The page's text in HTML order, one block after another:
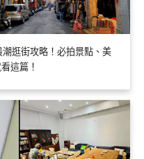
潮逛街攻略！必拍景點、美
這篇！